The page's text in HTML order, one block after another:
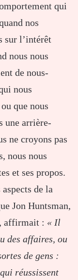
qui
nos
sur l’intérêt
nous nous
de nous-
nous
que nous
une arrière-
ne croyons pas
nous nous
et ses propos.
de la
Jon Huntsman,
affirmait : « Il
des affaires, ou
de gens :
réussissent